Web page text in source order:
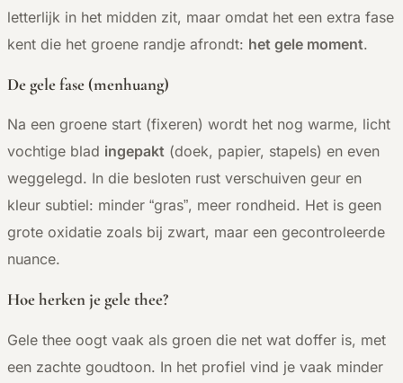
letterlijk in het midden zit, maar omdat het een extra fase
kent die het groene randje afrondt: het gele moment.
De gele fase (menhuang)
Na een groene start (fixeren) wordt het nog warme, licht
vochtige blad ingepakt (doek, papier, stapels) en even
weggelegd. In die besloten rust verschuiven geur en
kleur subtiel: minder “gras”, meer rondheid. Het is geen
grote oxidatie zoals bij zwart, maar een gecontroleerde
nuance.
Hoe herken je gele thee?
Gele thee oogt vaak als groen die net wat doffer is, met
een zachte goudtoon. In het profiel vind je vaak minder